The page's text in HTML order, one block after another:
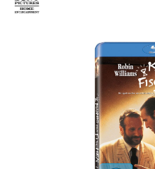
Bildergalerie überspringen